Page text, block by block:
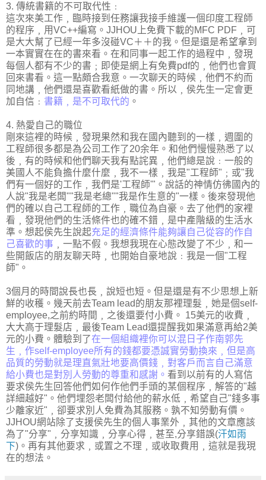
3. 傳統書籍的不可取代性﹕
這次來美工作﹐臨時接到任務讓我接手維護一個印度工程師
的程序﹐用VC++編寫。JJHOU上免費下載的MFC PDF﹐可
是大大幫了已經一年多沒碰VC＋＋的我。但是還是希望拿到
一本實實在在的書來看。在和同事一起工作的過程中﹐發現
每個人都有不少的書﹔即使是網上有免費pdf的﹐他們也會買
回來書看。這一點頗合我意。一次聊天的時候﹐他們不約而
同地講﹐他們還是喜歡看紙做的書。所以﹐侯先生一定會更
加自信﹕ 書籍﹐是不可取代的 。
4. 熱愛自己的職位
剛來這裡的時候﹐發現果然和我在國內聽到的一樣﹐週圍的
工程師很多都是為公司工作了20余年。和他們慢慢熟悉了以
後﹐有的時候和他們聊天我有點詫異﹐他們總是說﹕一般的
美國人不能負擔什麼什麼﹐我不一樣﹐我是"工程師"﹔或"我
們有一個好的工作﹐我們是'工程師'"。說話的神情仿彿國內的
人說"我是老闆""我是老總""我是作生意的"一樣。後來發現他
們的確以自己工程師的工作﹐職位為自豪。去了他們的家裡
看﹐發現他們的生活條件也的確不錯﹐是中產階級的生活水
準。想起侯先生說起充足的經濟條件能夠讓自己從容的作自
己喜歡的事 ﹐一點不假。我想我現在心態改變了不少﹐和一
些開飯店的朋友聊天時﹐也開始自豪地說﹕我是一個"工程
師"。
3個月的時間說長也長﹐說短也短。但是還是有不少思想上新
鮮的收穫。幾天前去Team lead的朋友那裡理髮﹐她是個self-
employee,之前約時間﹐之後還要付小費。 15美元的收費﹐
大大高于理髮店﹐最後Team Lead還提醒我如果滿意再給2美
元的小費。體驗到了在一個組織裡你可以混日子作南郭先
生﹐作self-employee所有的錢都要憑誠實勞動換來﹐但是高
品質的勞動就是理直氣壯地要高價錢﹐對客戶而言自己滿意
給小費也是對別人勞動的尊重和感謝。 看到以前有的人寫信
要求侯先生回答他們如何作他們手頭的某個程序﹐解答的"越
詳細越好"。他們埋怨老闆付給他的薪水低﹐希望自己"錢多事
少離家近"﹐卻要求別人免費為其服務。孰不知勞動有價。
JJHOU網站除了支援侯先生的個人事業外﹐其他的文章應該
為了"分享"﹐分享知識﹐分享心得﹐甚至,分享錯誤(汗如雨
下)。再有其他要求﹐或置之不理﹐或收取費用﹐這就是我現
在的想法。